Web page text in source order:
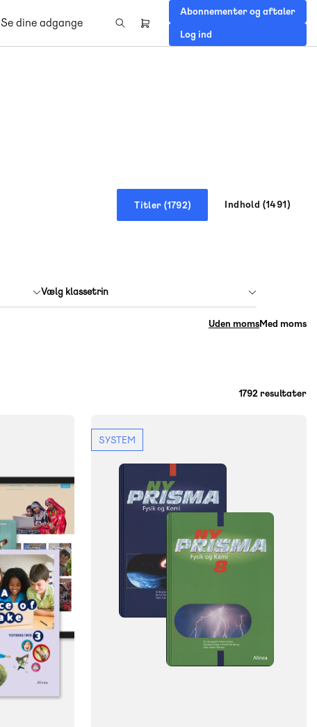
Se dine adgange
Header
Abonnementer og aftaler
Log ind
Titler (1792) Indhold (1491)
Vælg klassetrin
Uden momsMed moms
1792 resultater
SYSTEM